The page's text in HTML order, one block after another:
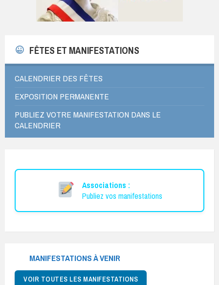
FÊTES ET MANIFESTATIONS
CALENDRIER DES FÊTES
EXPOSITION PERMANENTE
PUBLIEZ VOTRE MANIFESTATION DANS LE
CALENDRIER
Associations :
Publiez vos manifestations
MANIFESTATIONS À VENIR
VOIR TOUTES LES MANIFESTATIONS